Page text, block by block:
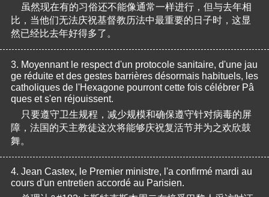
虽然现在有的习俗还不能像通常一样进行，但与去年相
比，当他们无法庆祝基督教历法中最重要的日子时，这显
然已经比去年好得多了。
3. Moyennant le respect d'un protocole sanitaire, d'une jau
ge réduite et des gestes barrières désormais habituels, les
catholiques de l'Hexagone pourront cette fois célébrer Pâ
ques et s'en réjouissent.
只要遵守卫生规程，减少规模和确保遵守针对病毒的屏
障，法国的天主教徒这次将能够庆祝复活节并为之欢欣鼓
舞。
4. Jean Castex, le Premier ministre, l'a confirmé mardi au
cours d'un entretien accordé au Parisien.